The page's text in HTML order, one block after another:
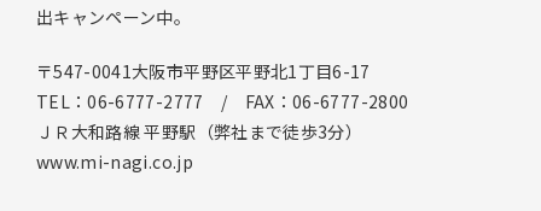
出キャンペーン中。
〒547-0041大阪市平野区平野北1丁目6-17
TEL：06-6777-2777 / FAX：06-6777-2800
ＪＲ大和路線 平野駅（弊社まで徒歩3分）
www.mi-nagi.co.jp